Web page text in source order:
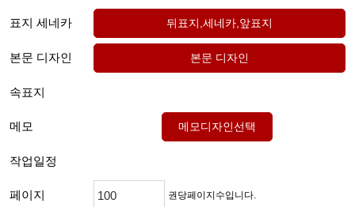
표지 세네카
본문 디자인
속표지
메모 메모디자인선택
작업일정
페이지 권당페이지수입니다.